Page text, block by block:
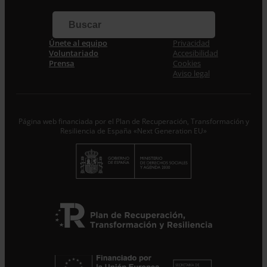
Correo electrónico *
Acepto laPolítica de Privacidad*
Desde ENTRECULTURAS FE Y ALEGRÍA ESPAÑA
trataremos los datos aportados en calidad de
Responsable del tratamiento con la finalidad de…Seguir
Únete al equipo
Voluntariado
Prensa
Privacidad
Accesibilidad
Cookies
Aviso legal
Página web financiada por el Plan de Recuperación, Transformación y
Resiliencia de España «Next Generation EU»